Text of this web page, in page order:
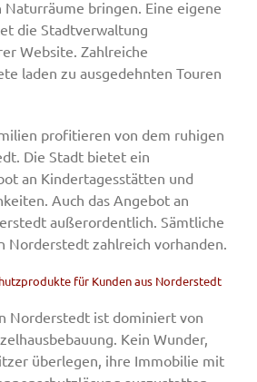
Naturräume bringen. Eine eigene
die Stadtverwaltung
Website. Zahlreiche
laden zu ausgedehnten Touren
profitieren von dem ruhigen
Die Stadt bietet ein
an Kindertagesstätten und
Auch das Angebot an
außerordentlich. Sämtliche
Norderstedt zahlreich vorhanden.
für Kunden aus Norderstedt
Norderstedt ist dominiert von
Kein Wunder,
überlegen, ihre Immobilie mit